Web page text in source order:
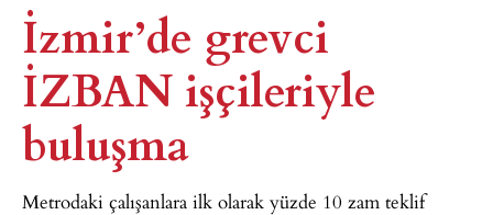
İzmir’de grevci
İZBAN işçileriyle
buluşma
Metrodaki çalışanlara ilk olarak yüzde 10 zam teklif